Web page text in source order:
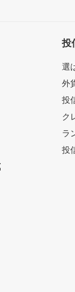
投
選
外
投
ク
ラ
投